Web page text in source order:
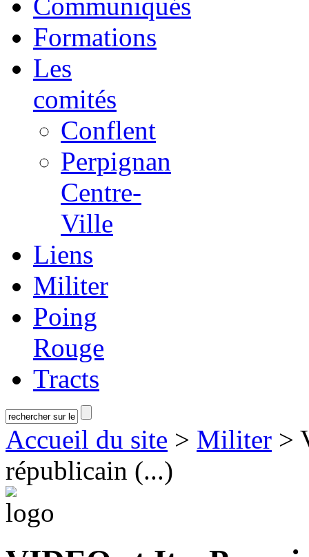
Formations
Les
comités
Conflent
Perpignan
Centre-
Ville
Liens
Militer
Poing
Rouge
Tracts
Accueil du site > Militer >
républicain (...)